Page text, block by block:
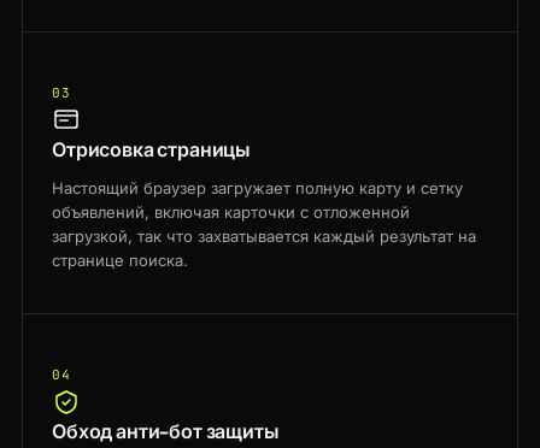
03
Отрисовка страницы
Настоящий браузер загружает полную карту и сетку
объявлений, включая карточки с отложенной
загрузкой, так что захватывается каждый результат на
странице поиска.
04
Обход анти-бот защиты